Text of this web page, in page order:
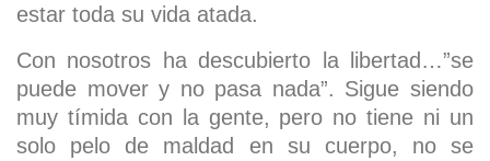
estar toda su vida atada.
Con nosotros ha descubierto la libertad…”se
puede mover y no pasa nada”. Sigue siendo
muy tímida con la gente, pero no tiene ni un
solo pelo de maldad en su cuerpo, no se